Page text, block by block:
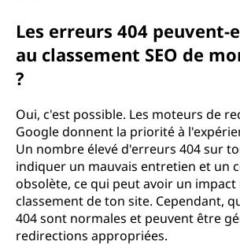
Les erreurs 404 peuvent-
au classement SEO de
?
Oui, c'est possible. Les moteurs de
Google donnent la priorité à
Un nombre élevé d'erreurs 404 sur
indiquer un mauvais entretien et un
obsolète, ce qui peut avoir un
classement de ton site. Cependant,
404 sont normales et peuvent être
redirections appropriées.